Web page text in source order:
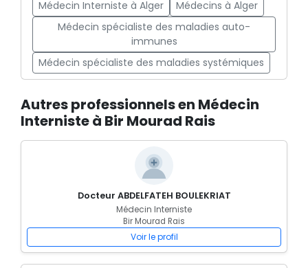
Médecin Interniste à Alger
Médecins à Alger
Médecin spécialiste des maladies auto-
immunes
Médecin spécialiste des maladies systémiques
Autres professionnels en Médecin
Interniste à Bir Mourad Rais
Docteur ABDELFATEH BOULEKRIAT
Médecin Interniste
Bir Mourad Rais
Voir le profil